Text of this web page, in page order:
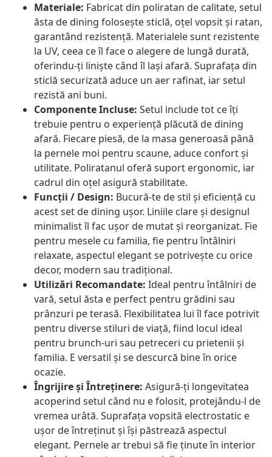
Materiale: Fabricat din poliratan de calitate, setul
ăsta de dining folosește sticlă, oțel vopsit și ratan,
garantând rezistență. Materialele sunt rezistente
la UV, ceea ce îl face o alegere de lungă durată,
oferindu-ți liniște când îl lași afară. Suprafața din
sticlă securizată aduce un aer rafinat, iar setul
rezistă ani buni.
Componente Incluse: Setul include tot ce îți
trebuie pentru o experiență plăcută de dining
afară. Fiecare piesă, de la masa generoasă până
la pernele moi pentru scaune, aduce confort și
utilitate. Poliratanul oferă suport ergonomic, iar
cadrul din oțel asigură stabilitate.
Funcții / Design: Bucură-te de stil și eficiență cu
acest set de dining ușor. Liniile clare și designul
minimalist îl fac ușor de mutat și reorganizat. Fie
pentru mesele cu familia, fie pentru întâlniri
relaxate, aspectul elegant se potrivește cu orice
decor, modern sau tradițional.
Utilizări Recomandate: Ideal pentru întâlniri de
vară, setul ăsta e perfect pentru grădini sau
prânzuri pe terasă. Flexibilitatea lui îl face potrivit
pentru diverse stiluri de viață, fiind locul ideal
pentru brunch-uri sau petreceri cu prietenii și
familia. E versatil și se descurcă bine în orice
ocazie.
Îngrijire și Întreținere: Asigură-ți longevitatea
acoperind setul când nu e folosit, protejându-l de
vremea urâtă. Suprafața vopsită electrostatic e
ușor de întreținut și își păstrează aspectul
elegant. Pernele ar trebui să fie ținute în interior